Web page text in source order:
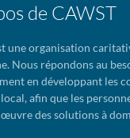
de CAWST
une organisation
Nous répondons au
en développant les
afin que les
des solutions à